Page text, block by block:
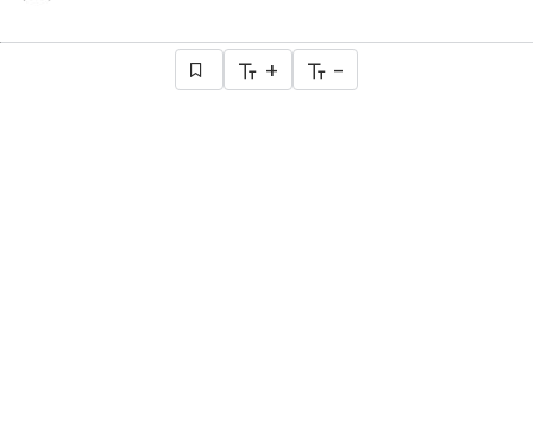
+ -